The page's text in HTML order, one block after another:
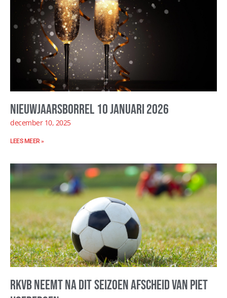
Nieuwjaarsborrel 10 januari 2026
december 10, 2025
LEES MEER »
RKVB neemt na dit seizoen afscheid van Piet